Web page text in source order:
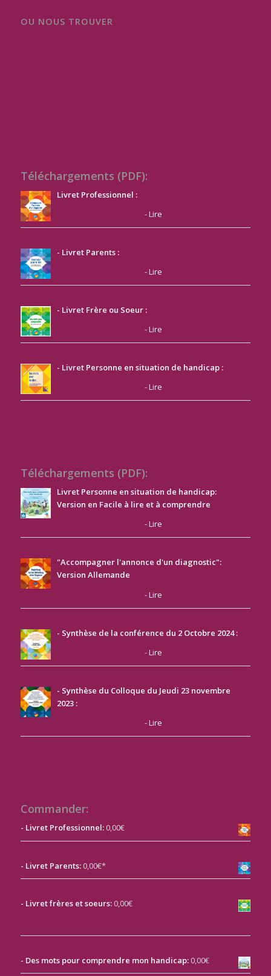
OU NOUS TROUVER
Téléchargements (PDF):
Livret Professionnel :
-Lire
- Livret Parents :
-Lire
- Livret Frère ou Soeur :
-Lire
- Livret Personne en situation de handicap :
-Lire
Téléchargements (PDF):
Livret Personne en situation de handicap:
Version en Facile à lire et à comprendre
-Lire
"Accompagner l'annonce d'un diagnostic":
Version Allemande
-Lire
- Synthèse de la conférence du 2 Octobre 2024 :
-Lire
- Synthèse du Colloque du Jeudi 23 novembre
2023:
-Lire
Commander:
- Livret Professionnel:0,00€
- Livret Parents:0,00€*
- Livret frères et soeurs:0,00€
- Des mots pour comprendre mon handicap:0,00€